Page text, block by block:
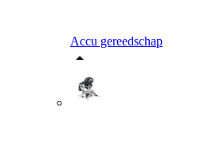
Accu gereedschap